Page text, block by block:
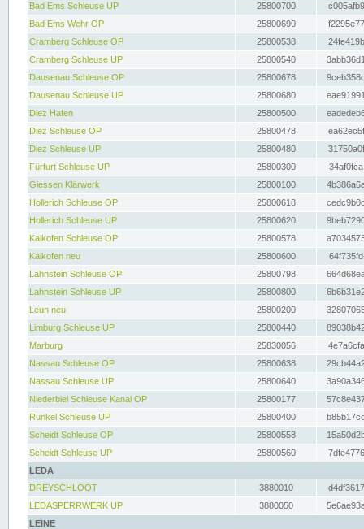
Bad Ems Schleuse UP
25800700
Bad Ems Wehr OP
25800690
Cramberg Schleuse OP
25800538
Cramberg Schleuse UP
25800540
Dausenau Schleuse OP
25800678
Dausenau Schleuse UP
25800680
Diez Hafen
25800500
Diez Schleuse OP
25800478
Diez Schleuse UP
25800480
Fürfurt Schleuse UP
25800300
Giessen Klärwerk
25800100
Hollerich Schleuse OP
25800618
Hollerich Schleuse UP
25800620
Kalkofen Schleuse OP
25800578
Kalkofen neu
25800600
Lahnstein Schleuse OP
25800798
Lahnstein Schleuse UP
25800800
Leun neu
25800200
Limburg Schleuse UP
25800440
Marburg
25830056
Nassau Schleuse OP
25800638
Nassau Schleuse UP
25800640
Niederbiel Schleuse Kanal OP
25800177
Runkel Schleuse UP
25800400
Scheidt Schleuse OP
25800558
Scheidt Schleuse UP
25800560
LEDA
DREYSCHLOOT
3880010
LEDASPERRWERK UP
3880050
LEINE